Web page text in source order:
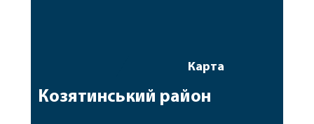
Карта
Козятинський район